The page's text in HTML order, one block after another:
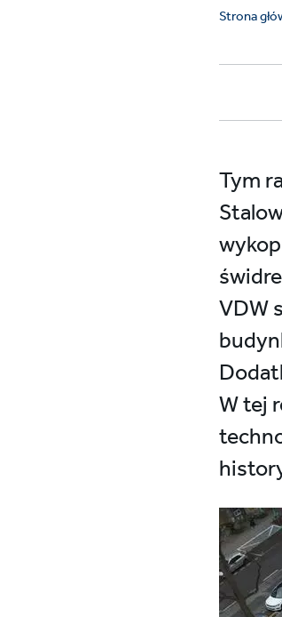
Strona
Tym
VDW
W tej